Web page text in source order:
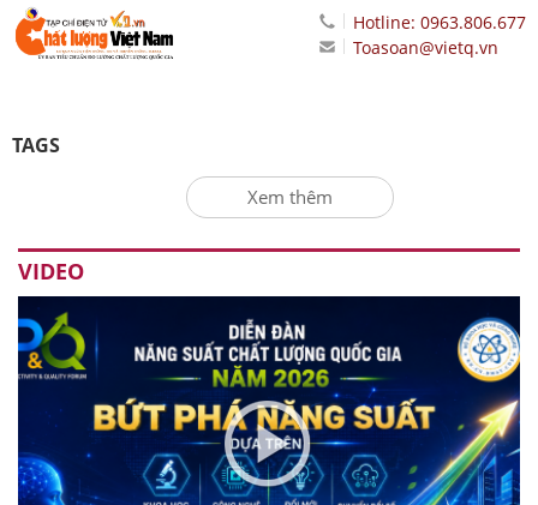
Hotline: 0963.806.677
Toasoan@vietq.vn
TAGS
Xem thêm
VIDEO